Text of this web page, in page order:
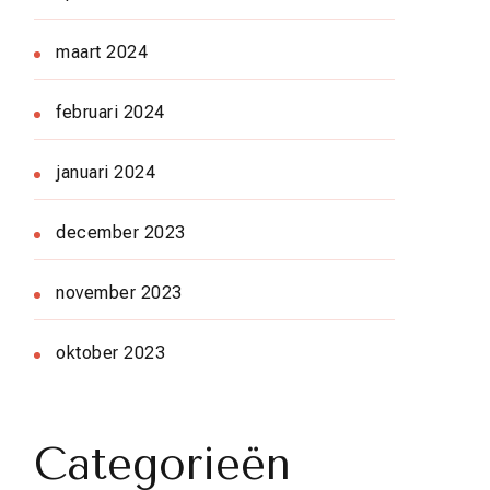
maart 2024
februari 2024
januari 2024
december 2023
november 2023
oktober 2023
Categorieën